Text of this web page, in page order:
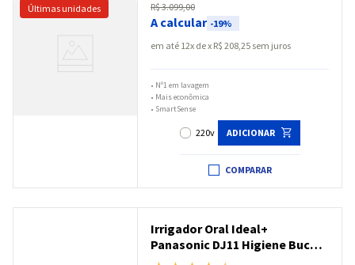
R$3.099,00
A calcular -19%
em até 12 x R$ 208,25 sem juros
• Nº1 em lavagem
• Mais econômica
• SmartSense
COMPARAR
220v ADICIONAR
Irrigador Oral Ideal+
Panasonic DJ11 Higiene Bucal -
EW-DJ11-A503